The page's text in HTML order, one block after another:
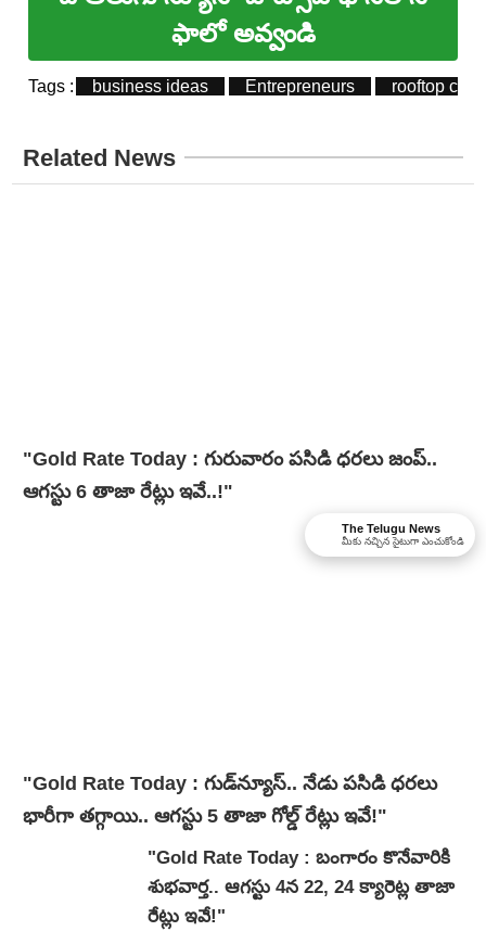
ఫాలో అవ్వండి
Tags : business ideas Entrepreneurs rooftop cafe
Related News
"Gold Rate Today : గురువారం పసిడి ధరలు జంప్..
ఆగస్టు 6 తాజా రేట్లు ఇవే..!"
"Gold Rate Today : గుడ్‌న్యూస్‌.. నేడు పసిడి ధరలు
భారీగా తగ్గాయి.. ఆగస్టు 5 తాజా గోల్డ్ రేట్లు ఇవే!"
"Gold Rate Today : బంగారం కొనేవారికి
శుభవార్త.. ఆగస్టు 4న 22, 24 క్యారెట్ల తాజా
రేట్లు ఇవే!"
The Telugu News
మీకు నచ్చిన సైటుగా ఎంచుకోండి